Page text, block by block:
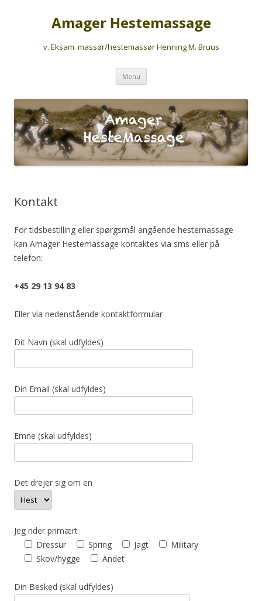
Amager Hestemassage
v. Eksam. massør/hestemassør Henning M. Bruus
Menu Skip
content
Kontakt
For tidsbestilling eller spørgsmål angående hestemassage
kan Amager Hestemassage kontaktes via sms eller på
telefon:
+45 29 13 94 83
Eller via nedenstående kontaktformular
Dit Navn (skal udfyldes)
Din Email (skal udfyldes)
Emne (skal udfyldes)
Det drejer sig om en
Jeg rider primært
Dressur
Spring Jagt
Military
Skov/hygge
Andet
Din Besked (skal udfyldes)